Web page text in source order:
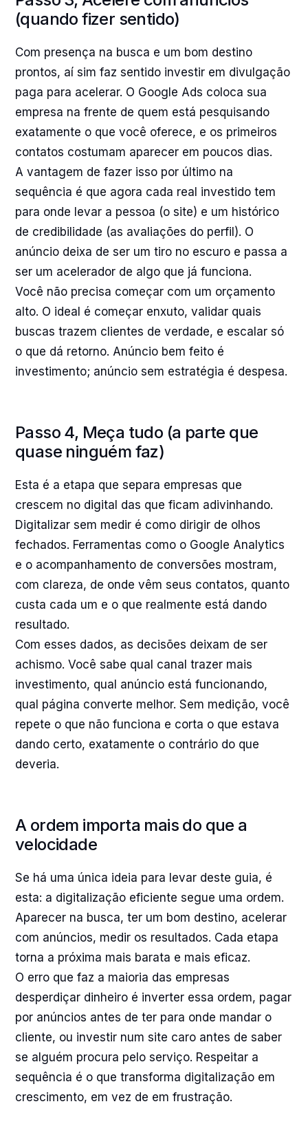
(quando fizer sentido)
Com presença na busca e um bom destino
prontos, aí sim faz sentido investir em divulgação
paga para acelerar. O Google Ads coloca sua
empresa na frente de quem está pesquisando
exatamente o que você oferece, e os primeiros
contatos costumam aparecer em poucos dias.
A vantagem de fazer isso por último na
sequência é que agora cada real investido tem
para onde levar a pessoa (o site) e um histórico
de credibilidade (as avaliações do perfil). O
anúncio deixa de ser um tiro no escuro e passa a
ser um acelerador de algo que já funciona.
Você não precisa começar com um orçamento
alto. O ideal é começar enxuto, validar quais
buscas trazem clientes de verdade, e escalar só
o que dá retorno. Anúncio bem feito é
investimento; anúncio sem estratégia é despesa.
Passo 4, Meça tudo (a parte que
quase ninguém faz)
Esta é a etapa que separa empresas que
crescem no digital das que ficam adivinhando.
Digitalizar sem medir é como dirigir de olhos
fechados. Ferramentas como o Google Analytics
e o acompanhamento de conversões mostram,
com clareza, de onde vêm seus contatos, quanto
custa cada um e o que realmente está dando
resultado.
Com esses dados, as decisões deixam de ser
achismo. Você sabe qual canal trazer mais
investimento, qual anúncio está funcionando,
qual página converte melhor. Sem medição, você
repete o que não funciona e corta o que estava
dando certo, exatamente o contrário do que
deveria.
A ordem importa mais do que a
velocidade
Se há uma única ideia para levar deste guia, é
esta: a digitalização eficiente segue uma ordem.
Aparecer na busca, ter um bom destino, acelerar
com anúncios, medir os resultados. Cada etapa
torna a próxima mais barata e mais eficaz.
O erro que faz a maioria das empresas
desperdiçar dinheiro é inverter essa ordem, pagar
por anúncios antes de ter para onde mandar o
cliente, ou investir num site caro antes de saber
se alguém procura pelo serviço. Respeitar a
sequência é o que transforma digitalização em
crescimento, em vez de em frustração.